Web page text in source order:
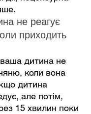
не реагує
приходить
дитина не
коли вона
дитина
але потім,
15 хвилин поки